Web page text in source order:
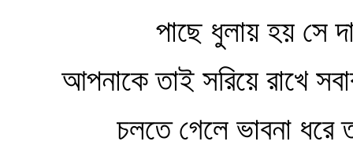
পাছে ধুলায় হয় সে
আপনাকে তাই সরিয়ে রাখে
চলতে গেলে ভাবনা